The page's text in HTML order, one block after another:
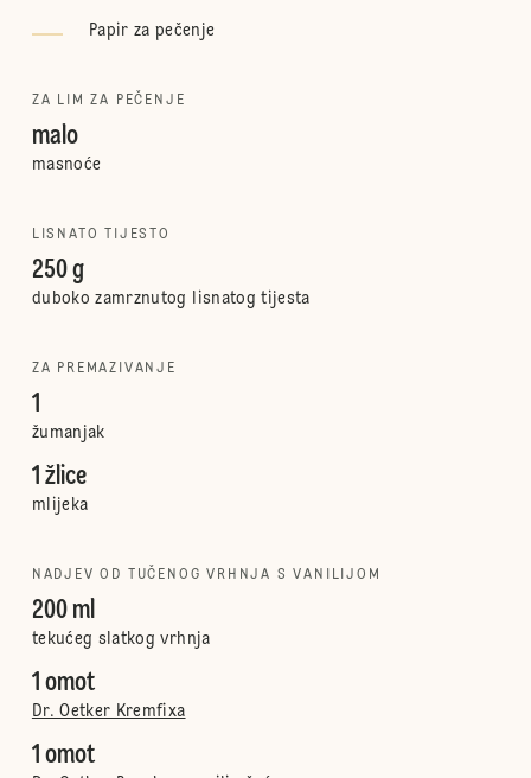
Papir za pečenje
ZA LIM ZA PEČENJE
malo
masnoće
LISNATO TIJESTO
250 g
duboko zamrznutog lisnatog tijesta
ZA PREMAZIVANJE
1
žumanjak
1 žlice
mlijeka
NADJEV OD TUČENOG VRHNJA S VANILIJOM
200 ml
tekućeg slatkog vrhnja
1 omot
Dr. Oetker Kremfixa
1 omot